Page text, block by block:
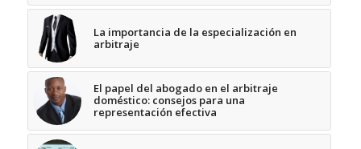
La importancia de la especialización en
arbitraje
El papel del abogado en el arbitraje
doméstico: consejos para una
representación efectiva